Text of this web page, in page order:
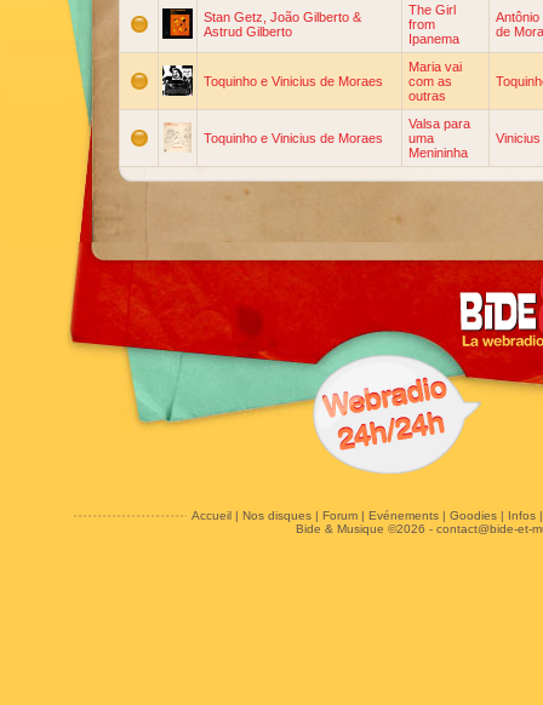
Stan Getz, João Gilberto &
Astrud Gilberto
The Girl
from
Ipanema
de
Toquinho e Vinicius de Moraes
Maria vai
com as
outras
Toquinho e Vinicius de Moraes
Valsa para
uma
Menininha
Accueil| Nos disques| Forum| Evénements| Goodies| Infos
Bide & Musique ©2026 - contact@bide-et-